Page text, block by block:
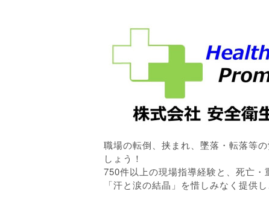
職場の転倒、挟まれ、墜落・転落等
しょう！
750件以上の現場指導経験と、死亡・
「汗と涙の結晶」を惜しみなく提供